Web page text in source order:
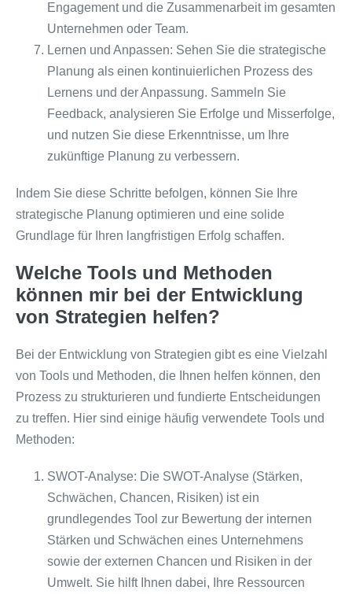
Engagement und die Zusammenarbeit im gesamten
Unternehmen oder Team.
Lernen und Anpassen: Sehen Sie die strategische
Planung als einen kontinuierlichen Prozess des
Lernens und der Anpassung. Sammeln Sie
Feedback, analysieren Sie Erfolge und Misserfolge,
und nutzen Sie diese Erkenntnisse, um Ihre
zukünftige Planung zu verbessern.
Indem Sie diese Schritte befolgen, können Sie Ihre
strategische Planung optimieren und eine solide
Grundlage für Ihren langfristigen Erfolg schaffen.
Welche Tools und Methoden
können mir bei der Entwicklung
von Strategien helfen?
Bei der Entwicklung von Strategien gibt es eine Vielzahl
von Tools und Methoden, die Ihnen helfen können, den
Prozess zu strukturieren und fundierte Entscheidungen
zu treffen. Hier sind einige häufig verwendete Tools und
Methoden:
SWOT-Analyse: Die SWOT-Analyse (Stärken,
Schwächen, Chancen, Risiken) ist ein
grundlegendes Tool zur Bewertung der internen
Stärken und Schwächen eines Unternehmens
sowie der externen Chancen und Risiken in der
Umwelt. Sie hilft Ihnen dabei, Ihre Ressourcen